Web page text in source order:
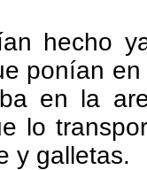
hecho
ponían
en la
lo
y galletas.